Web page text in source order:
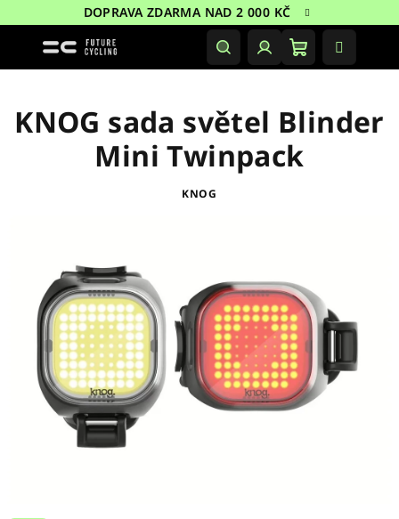
na
DOPRAVA ZDARMA NAD 2 000 KČ
HledatPřihlášeníNákupní
KNOG sada světel Blinder
Mini Twinpack
KNOG